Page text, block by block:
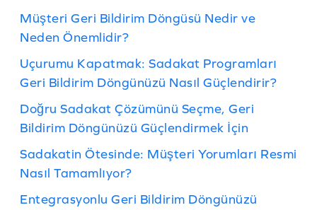
Müşteri Geri Bildirim Döngüsü Nedir ve
Neden Önemlidir?
Uçurumu Kapatmak: Sadakat Programları
Geri Bildirim Döngünüzü Nasıl Güçlendirir?
Doğru Sadakat Çözümünü Seçme, Geri
Bildirim Döngünüzü Güçlendirmek İçin
Sadakatin Ötesinde: Müşteri Yorumları Resmi
Nasıl Tamamlıyor?
Entegrasyonlu Geri Bildirim Döngünüzü